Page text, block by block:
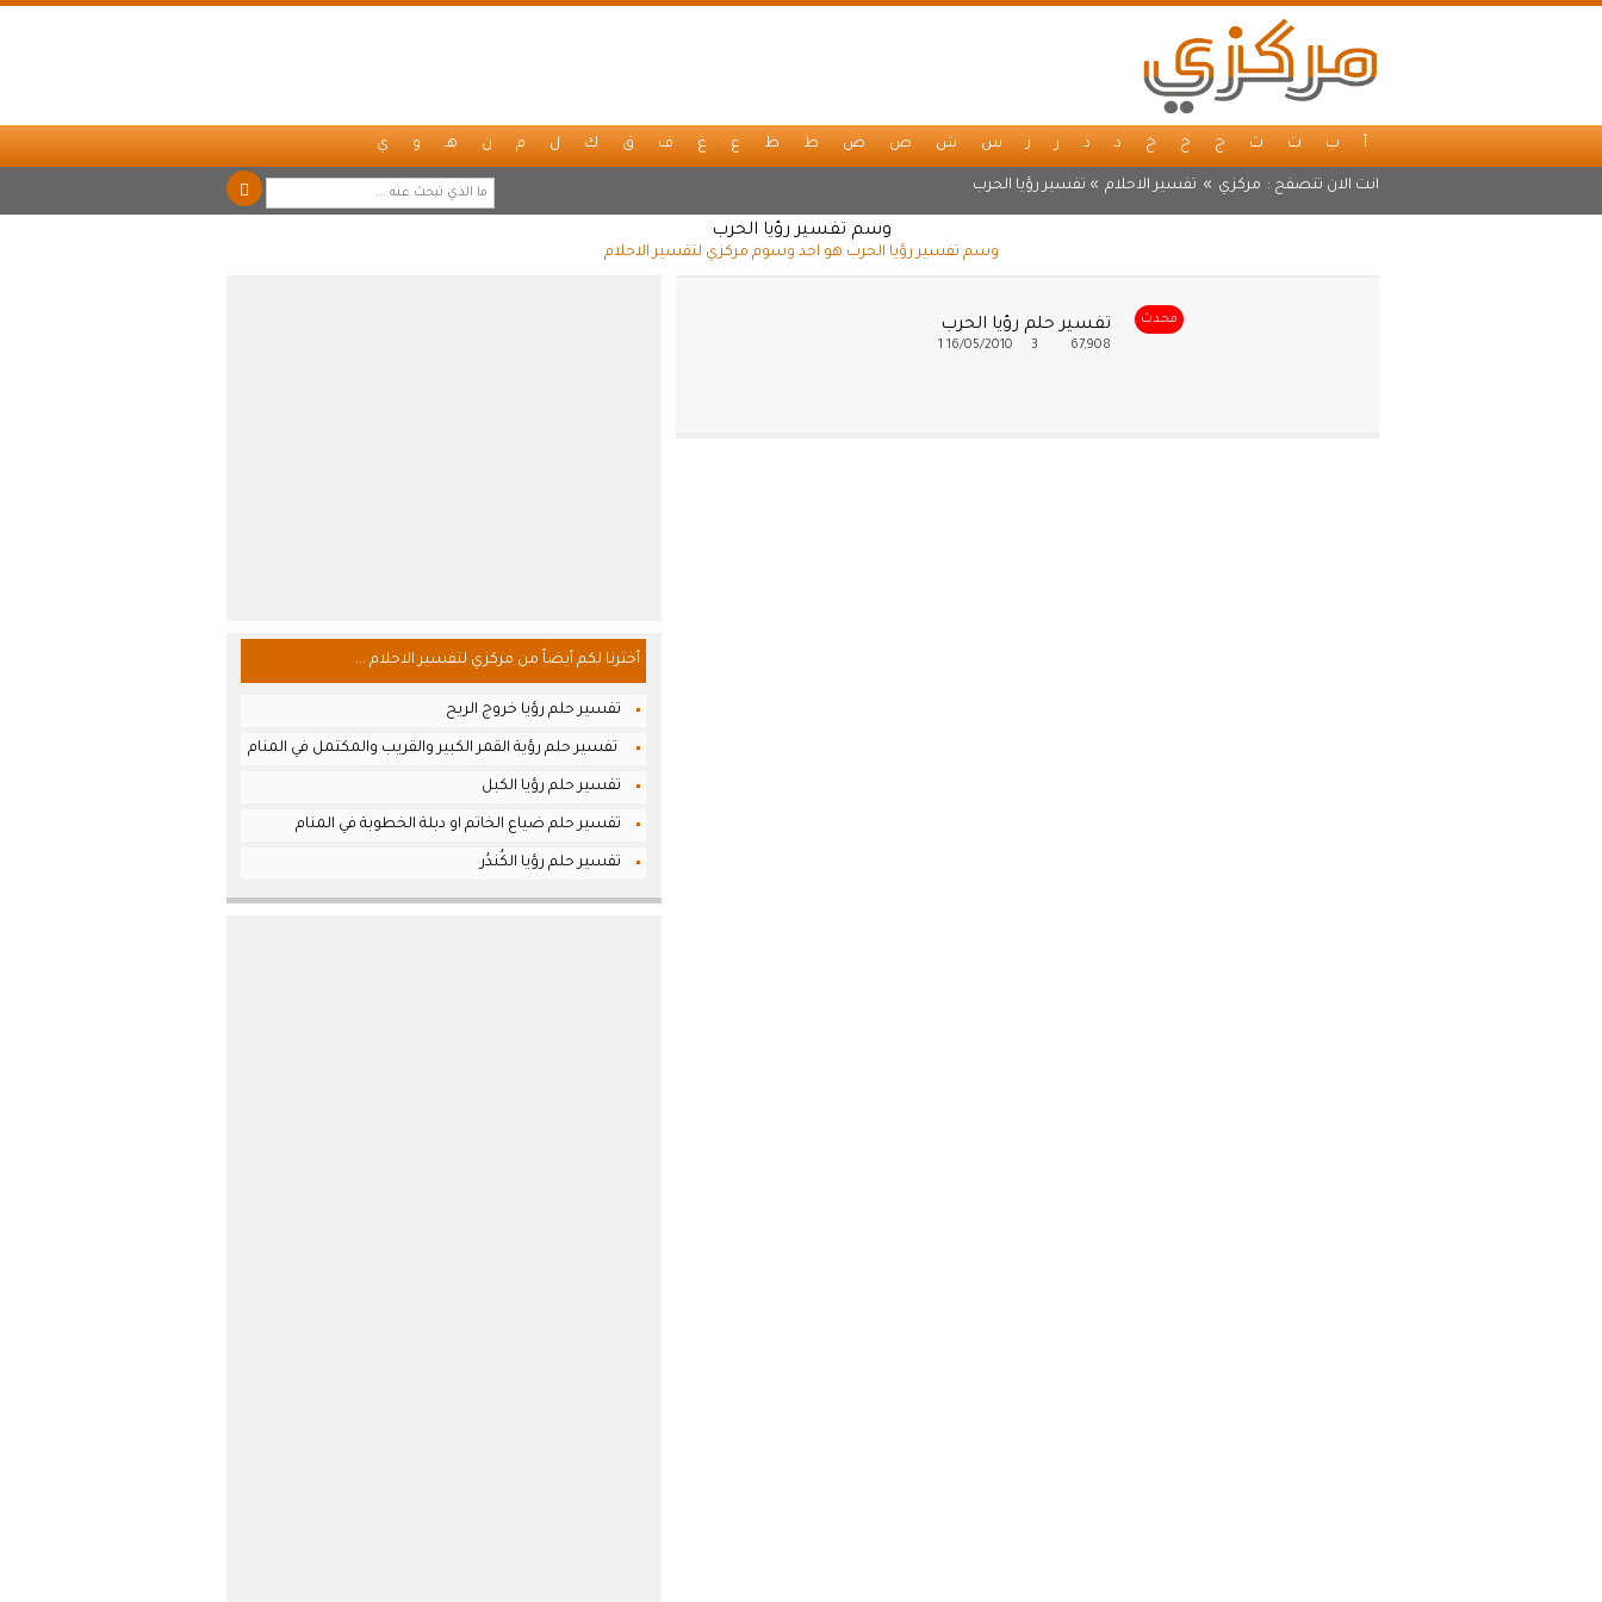
أ ب ت ث ج ح خ د ذ ر ز س ش ص ض ط ظ ع غ ف ق ك ل م ن هـ و ي
انت الان تتصفح : مركزي » تفسير الاحلام » تفسير رؤيا الحرب
وسم تفسير رؤيا الحرب
وسم تفسير رؤيا الحرب هو احد وسوم مركزي لتفسير الاحلام
محدث تفسير حلم رؤيا الحرب
67,908
16/05/2010
1
أخترنا لكم أيضاً من مركزي لتفسير الاحلام ...
تفسير حلم رؤيا خروج الريح
تفسير حلم رؤية القمر الكبير والقريب والمكتمل في المنام
تفسير حلم رؤيا الكبل
تفسير حلم ضياع الخاتم او دبلة الخطوبة في المنام
تفسير حلم رؤيا الكُندُر